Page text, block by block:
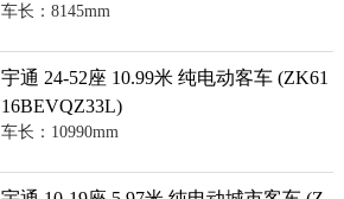
车长：8145mm
宇通 24-52座 10.99米 纯电动客车 (ZK61
16BEVQZ33L)
车长：10990mm